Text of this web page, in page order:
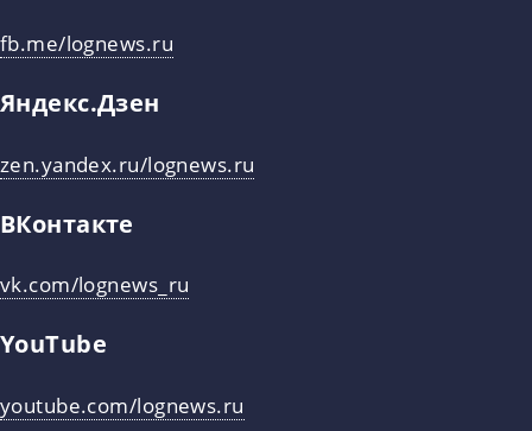
fb.me/lognews.ru
Яндекс.Дзен
zen.yandex.ru/lognews.ru
ВКонтакте
vk.com/lognews_ru
YouTube
youtube.com/lognews.ru